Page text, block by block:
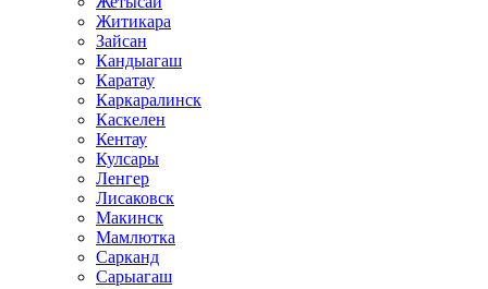
Житикара
Зайсан
Кандыагаш
Каратау
Каркаралинск
Каскелен
Кентау
Кулсары
Ленгер
Лисаковск
Макинск
Мамлютка
Сарканд
Сарыагаш